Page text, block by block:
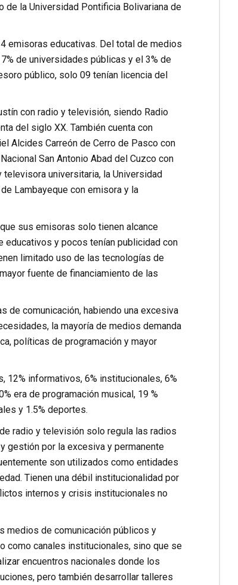
la Universidad Pontificia Bolivariana de
emisoras educativas. Del total de medios
de universidades públicas y el 3% de
público, solo 09 tenían licencia del
con radio y televisión, siendo Radio
del siglo XX. También cuenta con
Alcides Carreón de Cerro de Pasco con
San Antonio Abad del Cuzco con
universitaria, la Universidad
Lambayeque con emisora y la
sus emisoras solo tienen alcance
educativos y pocos tenían publicidad con
limitado uso de las tecnologías de
fuente de financiamiento de las
de comunicación, habiendo una excesiva
la mayoría de medios demanda
políticas de programación y mayor
12% informativos, 6% institucionales, 6%
era de programación musical, 19 %
y 1.5% deportes.
radio y televisión solo regula las radios
gestión por la excesiva y permanente
son utilizados como entidades
Tienen una débil institucionalidad por
internos y crisis institucionales no
medios de comunicación públicos y
como canales institucionales, sino que se
encuentros nacionales donde los
pero también desarrollar talleres